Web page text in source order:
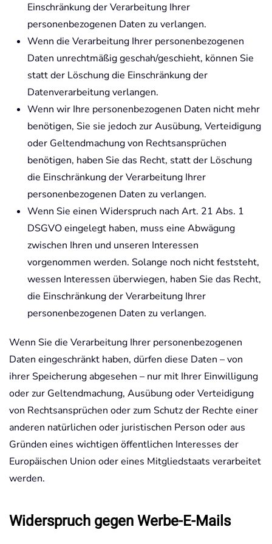
Einschränkung der Verarbeitung Ihrer
personenbezogenen Daten zu verlangen.
Wenn die Verarbeitung Ihrer personenbezogenen
Daten unrechtmäßig geschah/geschieht, können Sie
statt der Löschung die Einschränkung der
Datenverarbeitung verlangen.
Wenn wir Ihre personenbezogenen Daten nicht mehr
benötigen, Sie sie jedoch zur Ausübung, Verteidigung
oder Geltendmachung von Rechtsansprüchen
benötigen, haben Sie das Recht, statt der Löschung
die Einschränkung der Verarbeitung Ihrer
personenbezogenen Daten zu verlangen.
Wenn Sie einen Widerspruch nach Art. 21 Abs. 1
DSGVO eingelegt haben, muss eine Abwägung
zwischen Ihren und unseren Interessen
vorgenommen werden. Solange noch nicht feststeht,
wessen Interessen überwiegen, haben Sie das Recht,
die Einschränkung der Verarbeitung Ihrer
personenbezogenen Daten zu verlangen.
Wenn Sie die Verarbeitung Ihrer personenbezogenen
Daten eingeschränkt haben, dürfen diese Daten – von
ihrer Speicherung abgesehen – nur mit Ihrer Einwilligung
oder zur Geltendmachung, Ausübung oder Verteidigung
von Rechtsansprüchen oder zum Schutz der Rechte einer
anderen natürlichen oder juristischen Person oder aus
Gründen eines wichtigen öffentlichen Interesses der
Europäischen Union oder eines Mitgliedstaats verarbeitet
werden.
Widerspruch gegen Werbe-E-Mails